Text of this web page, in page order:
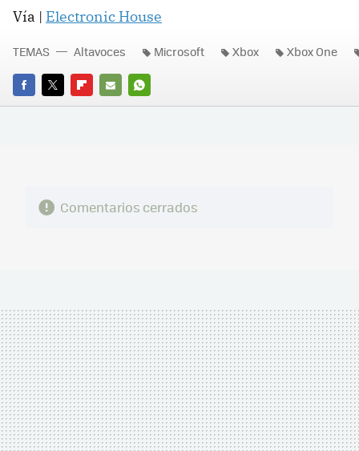
Vía | Electronic House
FACEBOOK
TWITTERFLIPBOARD
E-
WHATSAPP
TEMAS Altavoces Microsoft Xbox Xbox One
Comentarios cerrados